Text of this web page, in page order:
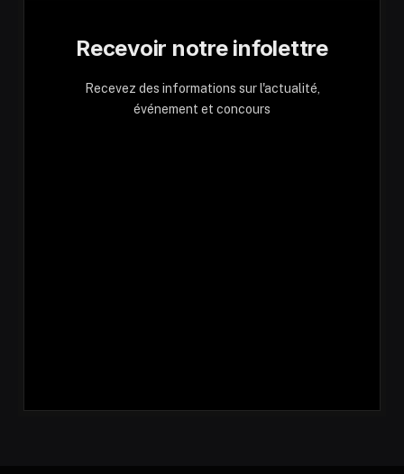
Recevoir notre infolettre
Recevez des informations sur l'actualité,
événement et concours